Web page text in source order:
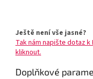
Ještě není vše jasné?
Tak nám napište dotaz k
kliknout.
Doplňkové